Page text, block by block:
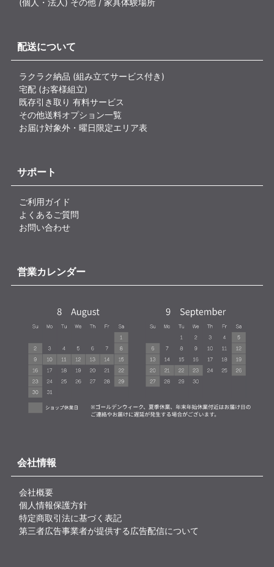
(個人・法人) その他 / 家具体験場所
配送について
ラクラク納品 (組み立てサービス付き)
宅配 (お客様組立)
既存引き取り 有料サービス
その他送料オプション一覧
お届け対象外・曜日限定エリア表
サポート
ご利用ガイド
よくあるご質問
お問い合わせ
営業カレンダー
会社情報
会社概要
個人情報保護方針
特定商取引法に基づく表記
第三者広告事業者が提供する広告配信について